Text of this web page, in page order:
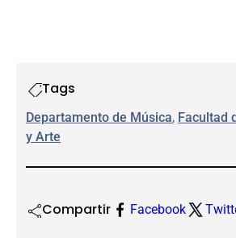
Tags
Departamento de Música, Facultad
y Arte
Compartir Facebook